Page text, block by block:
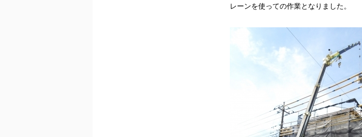
レーンを使っての作業となりました。